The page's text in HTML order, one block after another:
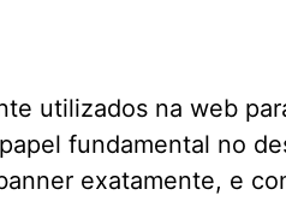
utilizados na web
fundamental no
exatamente, e